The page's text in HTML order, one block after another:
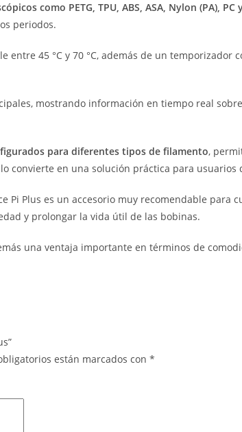
como PETG, TPU, ABS, ASA, Nylon (PA),
periodos.
45 °C y 70 °C, además de un
mostrando información en tiempo real
para diferentes tipos de filamento,
convierte en una solución práctica para
Pi Plus es un accesorio muy recomendable
y prolongar la vida útil de las bobinas.
una ventaja importante en términos de
están marcados con *